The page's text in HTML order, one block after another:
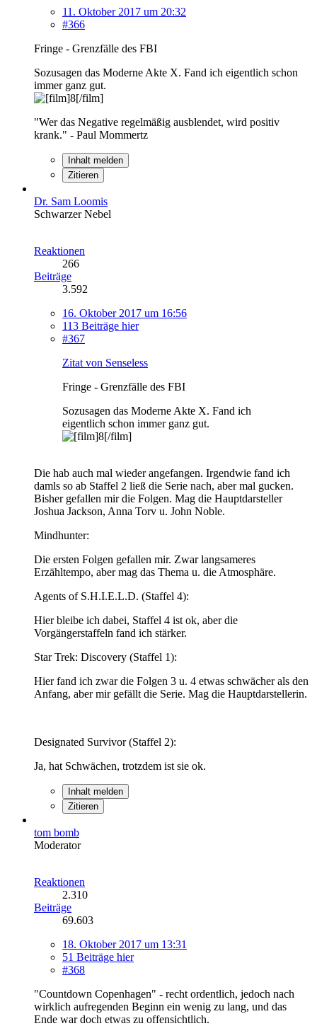
11. Oktober 2017 um 20:32
#366
Fringe - Grenzfälle des FBI
Sozusagen das Moderne Akte X. Fand ich eigentlich schon
immer ganz gut.
"Wer das Negative regelmäßig ausblendet, wird positiv
krank." - Paul Mommertz
Inhalt melden
Zitieren
Dr. Sam Loomis
Schwarzer Nebel
Reaktionen
266
Beiträge
3.592
16. Oktober 2017 um 16:56
113 Beiträge hier
#367
Zitat von Senseless
Fringe - Grenzfälle des FBI
Sozusagen das Moderne Akte X. Fand ich
eigentlich schon immer ganz gut.
Die hab auch mal wieder angefangen. Irgendwie fand ich
damls so ab Staffel 2 ließ die Serie nach, aber mal gucken.
Bisher gefallen mir die Folgen. Mag die Hauptdarsteller
Joshua Jackson, Anna Torv u. John Noble.
Mindhunter:
Die ersten Folgen gefallen mir. Zwar langsameres
Erzähltempo, aber mag das Thema u. die Atmosphäre.
Agents of S.H.I.E.L.D. (Staffel 4):
Hier bleibe ich dabei, Staffel 4 ist ok, aber die
Vorgängerstaffeln fand ich stärker.
Star Trek: Discovery (Staffel 1):
Hier fand ich zwar die Folgen 3 u. 4 etwas schwächer als den
Anfang, aber mir gefällt die Serie. Mag die Hauptdarstellerin.
Designated Survivor (Staffel 2):
Ja, hat Schwächen, trotzdem ist sie ok.
Inhalt melden
Zitieren
tom bomb
Moderator
Reaktionen
2.310
Beiträge
69.603
18. Oktober 2017 um 13:31
51 Beiträge hier
#368
"Countdown Copenhagen" - recht ordentlich, jedoch nach
wirklich aufregenden Beginn ein wenig zu lang, und das
Ende war doch etwas zu offensichtlich.